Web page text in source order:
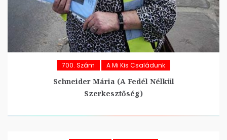
700. Szám A Mi Kis Családunk
Schneider Mária (A Fedél Nélkül
Szerkesztőség)